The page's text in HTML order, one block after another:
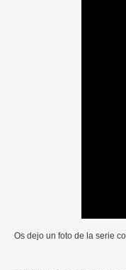
Os dejo un foto de la serie